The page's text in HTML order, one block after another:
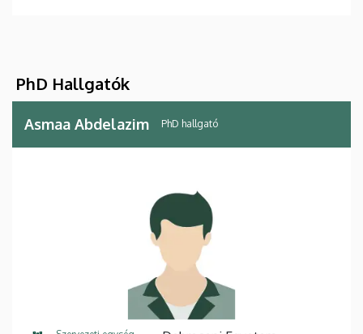
PhD Hallgatók
Asmaa Abdelazim PhD hallgató